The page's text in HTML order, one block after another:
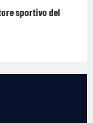
sportivo del